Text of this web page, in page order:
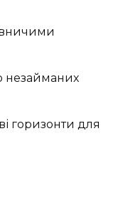
незайманих
горизонти для